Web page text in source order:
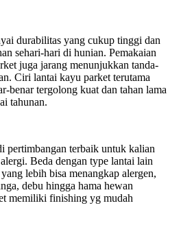
durabilitas yang cukup tinggi dan
sehari-hari di hunian. Pemakaian
juga jarang menunjukkan tanda-
Ciri lantai kayu parket terutama
benar tergolong kuat dan tahan lama
tahunan.
pertimbangan terbaik untuk kalian
Beda dengan type lantai lain
lebih bisa menangkap alergen,
debu hingga hama hewan
memiliki finishing yg mudah